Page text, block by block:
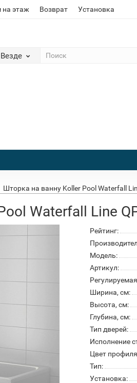
этаж Возврат Установка
Везде
Шторка на ванну Koller Pool Waterfall
Waterfall Line
Рейтинг:
Модель:
Артикул:
Ширина, см:
Высота, см:
Глубина, см:
Тип дверей:
Исполнение
Цвет
Тип:
Установка: